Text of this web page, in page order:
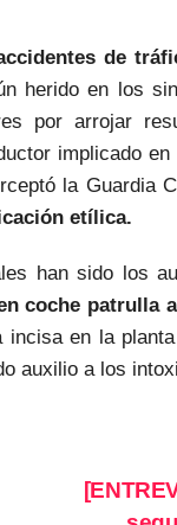
de
herido en los
por arrojar
implicado
la Guardia
etílica.
han sido los
coche patrulla
en la
auxilio a los